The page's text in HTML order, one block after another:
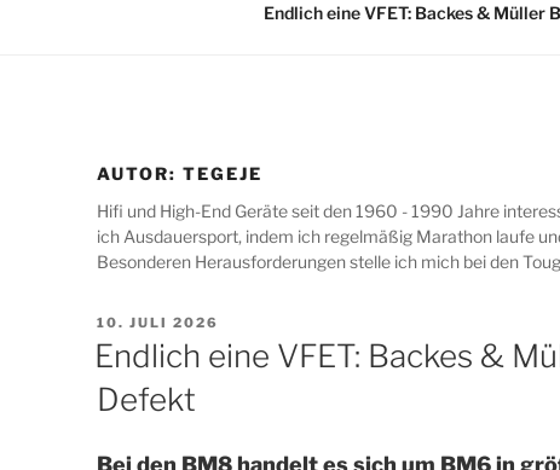
Endlich eine VFET: Backes & Müller
AUTOR: TEGEJE
Hifi und High-End Geräte seit den 1960 - 1990 Jahre
ich Ausdauersport, indem ich regelmäßig Marathon laufe
Besonderen Herausforderungen stelle ich mich bei den
VERÖFFENTLICHT
AM
10. JULI 2026
Endlich eine VFET: Backes &
Defekt
Bei den BM8 handelt es sich um BM6 in